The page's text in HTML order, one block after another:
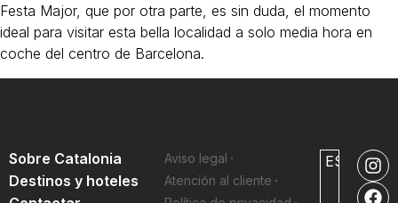
Festa Major, que por otra parte, es sin duda, el momento
ideal para visitar esta bella localidad a solo media hora en
coche del centro de Barcelona.
Sobre Catalonia
Destinos y hoteles
Aviso legal
Atención al cliente
ES